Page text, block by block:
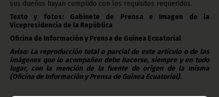
sus dueños hayan cumplido con los requisitos requeridos.
Texto y fotos: Gabinete de Prensa e Imagen de la
Vicepresidencia de la República
Oficina de Información y Prensa de Guinea Ecuatorial
Aviso: La reproducción total o parcial de este artículo o de las
imágenes que lo acompañen debe hacerse, siempre y en todo
lugar, con la mención de la fuente de origen de la misma
(Oficina de Información y Prensa de Guinea Ecuatorial).